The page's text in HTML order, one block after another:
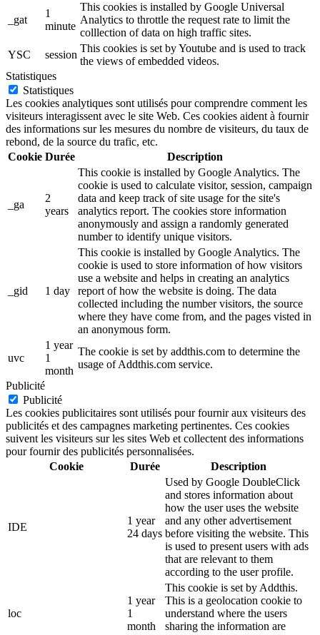
_gat
1
minute
This cookies is installed by Google Universal
Analytics to throttle the request rate to limit the
colllection of data on high traffic sites.
YSC
session
This cookies is set by Youtube and is used to track
the views of embedded videos.
Statistiques
Statistiques
Les cookies analytiques sont utilisés pour comprendre comment les
visiteurs interagissent avec le site Web. Ces cookies aident à fournir
des informations sur les mesures du nombre de visiteurs, du taux de
rebond, de la source du trafic, etc.
Cookie Durée Description
_ga
2
years
This cookie is installed by Google Analytics. The
cookie is used to calculate visitor, session, campaign
data and keep track of site usage for the site's
analytics report. The cookies store information
anonymously and assign a randomly generated
number to identify unique visitors.
_gid 1 day
This cookie is installed by Google Analytics. The
cookie is used to store information of how visitors
use a website and helps in creating an analytics
report of how the website is doing. The data
collected including the number visitors, the source
where they have come from, and the pages visted in
an anonymous form.
uvc
1 year
1
month
The cookie is set by addthis.com to determine the
usage of Addthis.com service.
Publicité
Publicité
Les cookies publicitaires sont utilisés pour fournir aux visiteurs des
publicités et des campagnes marketing pertinentes. Ces cookies
suivent les visiteurs sur les sites Web et collectent des informations
pour fournir des publicités personnalisées.
Cookie
Durée Description
IDE
1 year
24 days
Used by Google DoubleClick
and stores information about
how the user uses the website
and any other advertisement
before visiting the website. This
is used to present users with ads
that are relevant to them
according to the user profile.
loc
1 year
1
month
This cookie is set by Addthis.
This is a geolocation cookie to
understand where the users
sharing the information are